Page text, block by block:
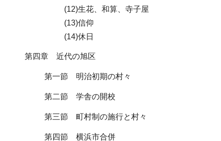
(12)生花、和算、寺子屋
(13)信仰
(14)休日
第四章 近代の旭区
第一節 明治初期の村々
第二節 学舎の開校
第三節 町村制の施行と村々
第四節 横浜市合併